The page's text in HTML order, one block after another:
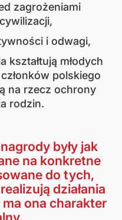
zagrożeniami
i odwagi,
kształtują młodych
polskiego
na rzecz ochrony
rodzin.
były jak
na konkretne
do tych,
działania
ma ona charakter